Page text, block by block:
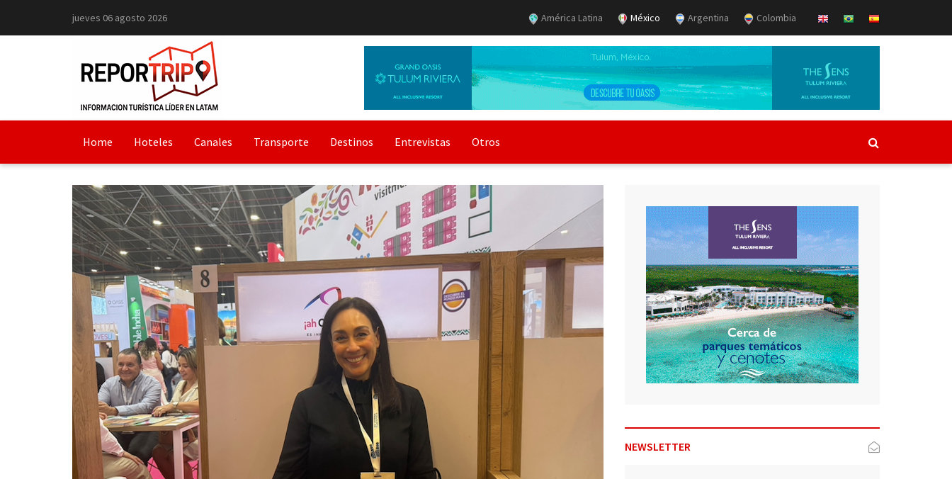
jueves 06 agosto 2026 América Latina México Argentina Colombia
Home Hoteles Canales Transporte Destinos Entrevistas Otros
NEWSLETTER